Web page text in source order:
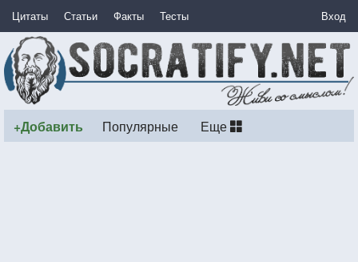
Цитаты Статьи Факты Тесты Вход
+Добавить Популярные Еще